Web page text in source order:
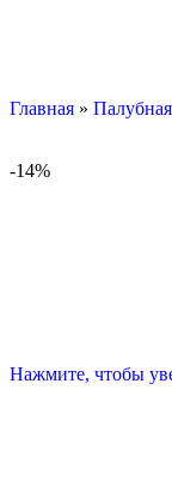
Главная »
-14%
Нажмите, чтобы